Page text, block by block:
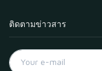
ติดตามข่าวสาร